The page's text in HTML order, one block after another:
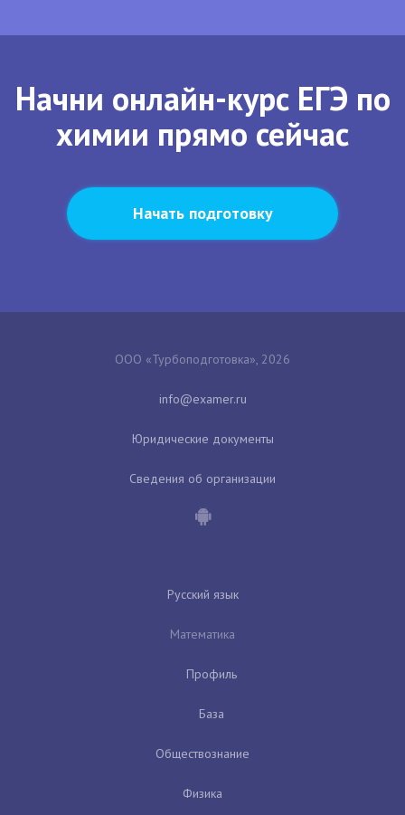
Начни онлайн-курс ЕГЭ по
химии прямо сейчас
Начать подготовку
ООО «Турбоподготовка», 2026
Юридические документы
Сведения об организации
Русский язык
Математика
Профиль
База
Обществознание
Физика